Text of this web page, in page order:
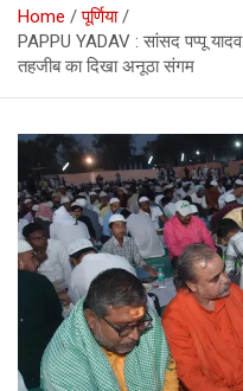
Home
पूर्णिया
PAPPU YADAV : सांसद पप्पू
तहजीब का दिखा अनूठा संगम